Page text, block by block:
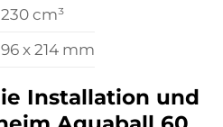
230 cm³
96 x 214 mm
Installation und